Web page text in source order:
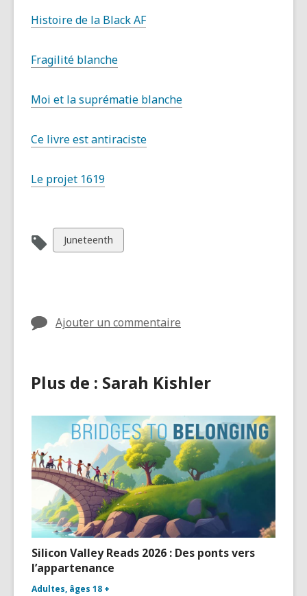
Histoire de la Black AF
Fragilité blanche
Moi et la suprématie blanche
Ce livre est antiraciste
Le projet 1619
Afficher
toutes
Juneteenth
Ajouter un commentaire
Plus de : Sarah Kishler
Silicon Valley Reads 2026 : Des ponts vers
l’appartenance
Adultes, âges 18 +